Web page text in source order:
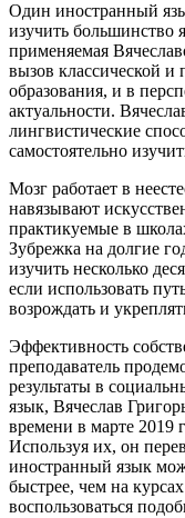
Один иностранный
изучить большинство
применяемая
вызов классической и
образования, и в
актуальности.
лингвистические
самостоятельно
Мозг работает в
навязывают
практикуемые в
Зубрежка на долгие
изучить несколько
если использовать
возрождать и
Эффективность
преподаватель
результаты в
язык, Вячеслав
времени в марте 2019
Используя их, он
иностранный язык
быстрее, чем на
воспользоваться